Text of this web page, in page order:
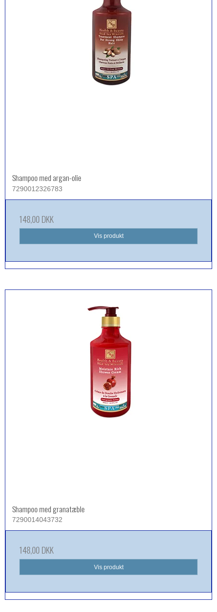
Shampoo med argan-olie
7290012326783
148,00 DKK
Vis produkt
Shampoo med granatæble
7290014043732
148,00 DKK
Vis produkt